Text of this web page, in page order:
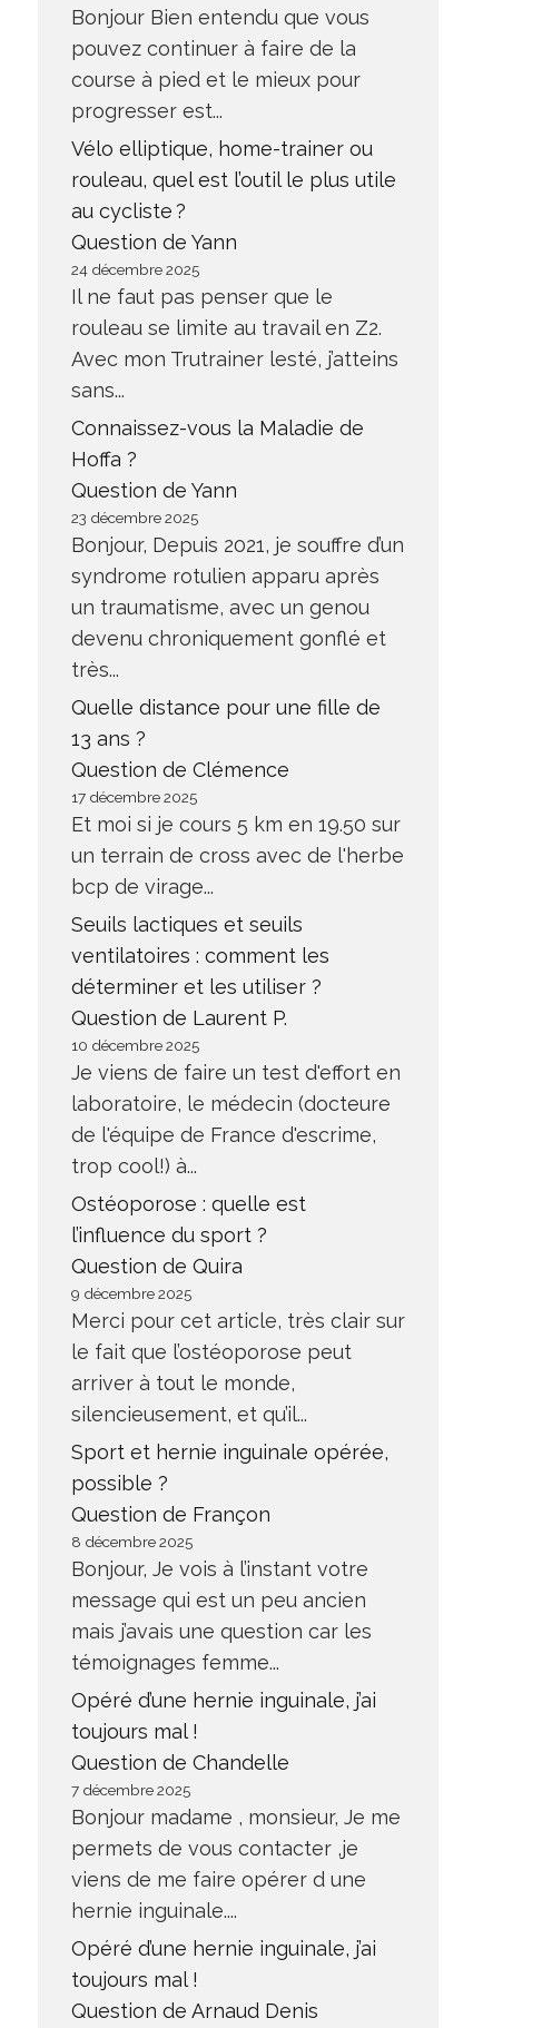
Bonjour Bien entendu que vous
pouvez continuer à faire de la
course à pied et le mieux pour
progresser est...
Vélo elliptique, home-trainer ou
rouleau, quel est l’outil le plus utile
au cycliste ?
Question de Yann
24 décembre 2025
Il ne faut pas penser que le
rouleau se limite au travail en Z2.
Avec mon Trutrainer lesté, j’atteins
sans...
Connaissez-vous la Maladie de
Hoffa ?
Question de Yann
23 décembre 2025
Bonjour, Depuis 2021, je souffre d’un
syndrome rotulien apparu après
un traumatisme, avec un genou
devenu chroniquement gonflé et
très...
Quelle distance pour une fille de
13 ans ?
Question de Clémence
17 décembre 2025
Et moi si je cours 5 km en 19.50 sur
un terrain de cross avec de l'herbe
bcp de virage...
Seuils lactiques et seuils
ventilatoires : comment les
déterminer et les utiliser ?
Question de Laurent P.
10 décembre 2025
Je viens de faire un test d'effort en
laboratoire, le médecin (docteure
de l'équipe de France d'escrime,
trop cool!) à...
Ostéoporose : quelle est
l’influence du sport ?
Question de Quira
9 décembre 2025
Merci pour cet article, très clair sur
le fait que l’ostéoporose peut
arriver à tout le monde,
silencieusement, et qu’il...
Sport et hernie inguinale opérée,
possible ?
Question de Françon
8 décembre 2025
Bonjour, Je vois à l’instant votre
message qui est un peu ancien
mais j’avais une question car les
témoignages femme...
Opéré d’une hernie inguinale, j’ai
toujours mal !
Question de Chandelle
7 décembre 2025
Bonjour madame , monsieur, Je me
permets de vous contacter ,je
viens de me faire opérer d une
hernie inguinale....
Opéré d’une hernie inguinale, j’ai
toujours mal !
Question de Arnaud Denis